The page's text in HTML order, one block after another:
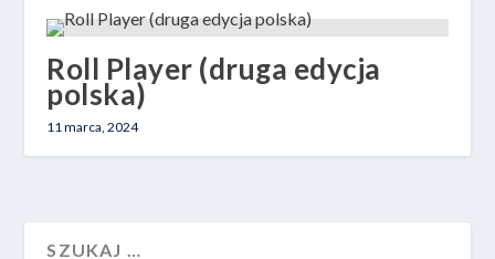
Roll Player (druga edycja
polska)
11 marca, 2024